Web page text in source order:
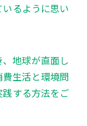
るように思い
地球が直面し
生活と環境問
する方法をご